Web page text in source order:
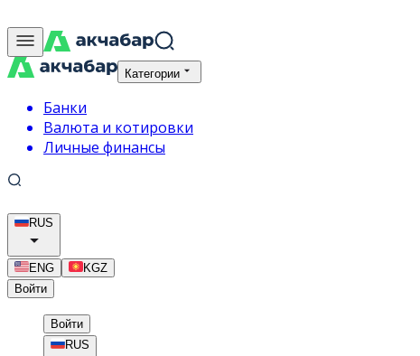
Категории
Банки
Валюта и котировки
Личные финансы
RUS
ENG
KGZ
Войти
Войти
RUS